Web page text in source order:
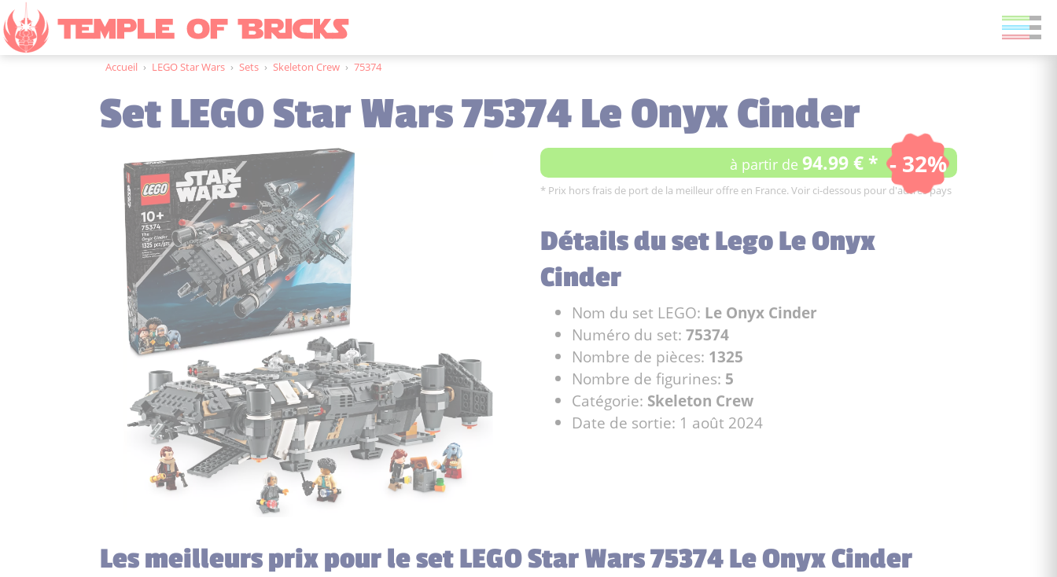
Accueil › LEGO Star Wars › Sets › Skeleton Crew › 75374
Set LEGO Star Wars 75374 Le Onyx Cinder
à partir de 94.99 € * - 32%
* Prix hors frais de port de la meilleur offre en France. Voir ci-dessous pour d'autres pays
Détails du set Lego Le Onyx
Cinder
Nom du set LEGO: Le Onyx Cinder
Numéro du set: 75374
Nombre de pièces: 1325
Nombre de figurines: 5
Catégorie: Skeleton Crew
Date de sortie: 1 août 2024
Les meilleurs prix pour le set LEGO Star Wars 75374 Le Onyx Cinder